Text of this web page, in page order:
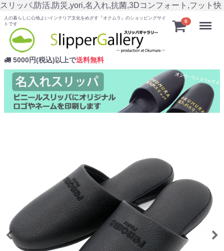
スリッパ,防活,防災,yori,名入れ,抗菌,3Dコンフォート,フット快
人の暮らしに心地よいインテリア文化をめざす『オクムラ』のショッピングサイ
トです
5000円(税込)以上で送料無料
0 Menu